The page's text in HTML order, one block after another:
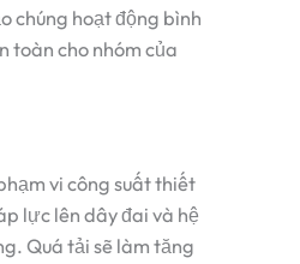
chúng hoạt động bình
toàn cho nhóm của
vi công suất thiết
lực lên dây đai và hệ
Quá tải sẽ làm tăng